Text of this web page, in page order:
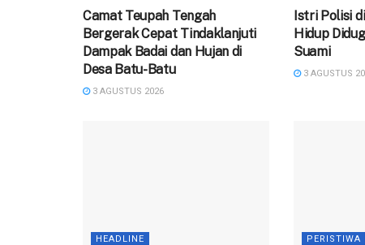
Camat Teupah Tengah
Bergerak Cepat Tindaklanjuti
Dampak Badai dan Hujan di
Desa Batu-Batu
3 AGUSTUS 2026
‎Istri Polisi
Hidup
Suami
3 AGUSTUS
HEADLINE PERISTIWA